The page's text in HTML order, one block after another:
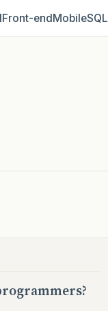
Front‑endMobileSQL